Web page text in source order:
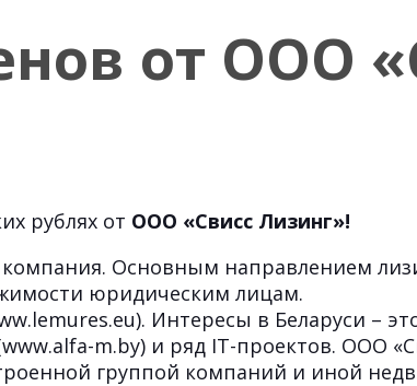
от ООО
рублях от ООО «Свисс Лизинг»!
Основным направлением
юридическим лицам.
Интересы в Беларуси –
m.by) и ряд IT-проектов. ООО
группой компаний и иной